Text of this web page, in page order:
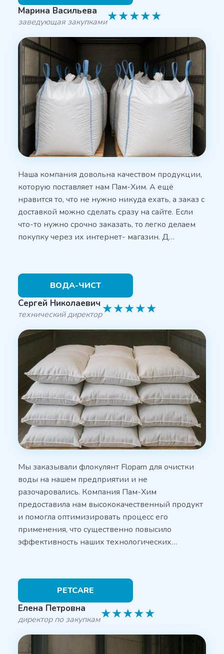
Марина Васильева
заведующая закупками★★★★★
Наша компания довольна качеством продукции,
которую поставляет нам Пам-Хим. А ещё
нравится то, что не нужно никуда ехать, а заказ с
доставкой можно сделать сразу на сайте. Если
что-то нужно срочно заказать, то легко делаем
покупку через их интернет- магазин. Д…
ВОДА-ЧИСТ
Сергей Николаевич
технический директор★★★★★
Мы заказывали флокулянт Flopam для очистки
воды на нашем предприятии и не
разочаровались. Компания Пам-Хим
предоставила нам высококачественный продукт
и помогла оптимизировать процесс его
применения, что существенно повысило
эффективность наших технологических…
PETCARE
Елена Петровна
директор по закупкам★★★★★